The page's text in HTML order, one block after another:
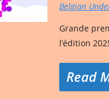
Belgian
Grande
l’édition
Read